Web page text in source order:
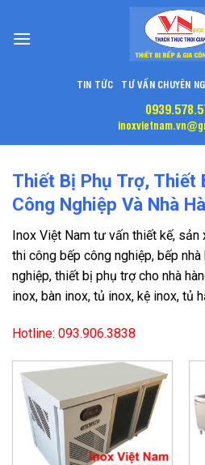
content
TIN TỨC TƯ VẤN CHUYÊN
Thiết Bị Phụ Trợ, Thiết
Công Nghiệp Và Nhà
Inox Việt Nam tư vấn thiết kế,
thi công bếp công nghiệp, bếp
nghiệp, thiết bị phụ trợ cho nhà
inox, bàn inox, tủ inox, kệ inox, tủ
Hotline: 093.906.3838